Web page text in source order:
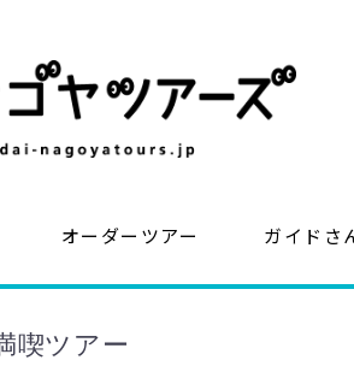
オーダーツアー ガイドさ
喫ツアー